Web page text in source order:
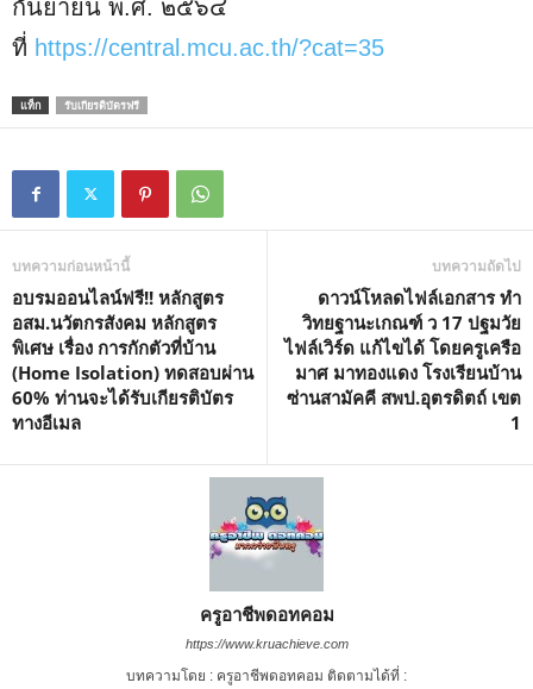
กันยายน พ.ศ. ๒๕๖๔
ที่ https://central.mcu.ac.th/?cat=35
แท็ก รับเกียรติบัตรฟรี
บทความก่อนหน้านี้
อบรมออนไลน์ฟรี!! หลักสูตร
อสม.นวัตกรสังคม หลักสูตร
พิเศษ เรื่อง การกักตัวที่บ้าน
(Home Isolation) ทดสอบผ่าน
60% ท่านจะได้รับเกียรติบัตร
ทางอีเมล
บทความถัดไป
ดาวน์โหลดไฟล์เอกสาร ทำ
วิทยฐานะเกณฑ์ ว 17 ปฐมวัย
ไฟล์เวิร์ด แก้ไขได้ โดยครูเครือ
มาศ มาทองแดง โรงเรียนบ้าน
ซ่านสามัคคี สพป.อุตรดิตถ์ เขต
1
ครูอาชีพดอทคอม
https://www.kruachieve.com
บทความโดย : ครูอาชีพดอทคอม ติดตามได้ที่ :